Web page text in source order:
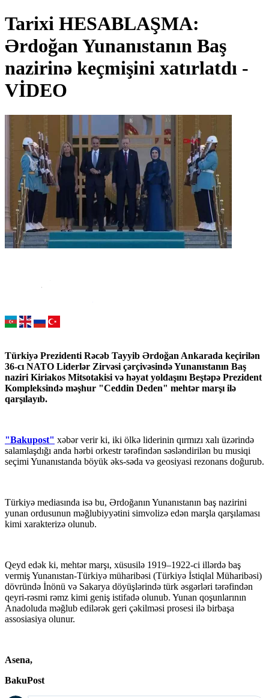
Tarixi HESABLAŞMA:
Ərdoğan Yunanıstanın Baş
nazirinə keçmişini xatırlatdı -
VİDEO
Türkiyə Prezidenti Rəcəb Tayyib Ərdoğan Ankarada keçirilən
36-cı NATO Liderlər Zirvəsi çərçivəsində Yunanıstanın Baş
naziri Kiriakos Mitsotakisi və həyat yoldaşını Beştəpə Prezident
Kompleksində məşhur "Ceddin Deden" mehtər marşı ilə
qarşılayıb.
"Bakupost" xəbər verir ki, iki ölkə liderinin qırmızı xalı üzərində
salamlaşdığı anda hərbi orkestr tərəfindən səsləndirilən bu musiqi
seçimi Yunanıstanda böyük əks-səda və geosiyasi rezonans doğurub.
Türkiyə mediasında isə bu, Ərdoğanın Yunanıstanın baş nazirini
yunan ordusunun məğlubiyyətini simvolizə edən marşla qarşılaması
kimi xarakterizə olunub.
Qeyd edək ki, mehtər marşı, xüsusilə 1919–1922-ci illərdə baş
vermiş Yunanıstan-Türkiyə müharibəsi (Türkiyə İstiqlal Müharibəsi)
dövründə İnönü və Sakarya döyüşlərində türk əsgərləri tərəfindən
qeyri-rəsmi rəmz kimi geniş istifadə olunub. Yunan qoşunlarının
Anadoluda məğlub edilərək geri çəkilməsi prosesi ilə birbaşa
assosiasiya olunur.
Asena,
BakuPost